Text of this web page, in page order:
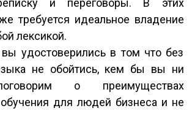
требуется идеальное владение
лексикой.
вы удостоверились в том что без
не обойтись, кем бы вы ни
о преимуществах
обучения для людей бизнеса и не